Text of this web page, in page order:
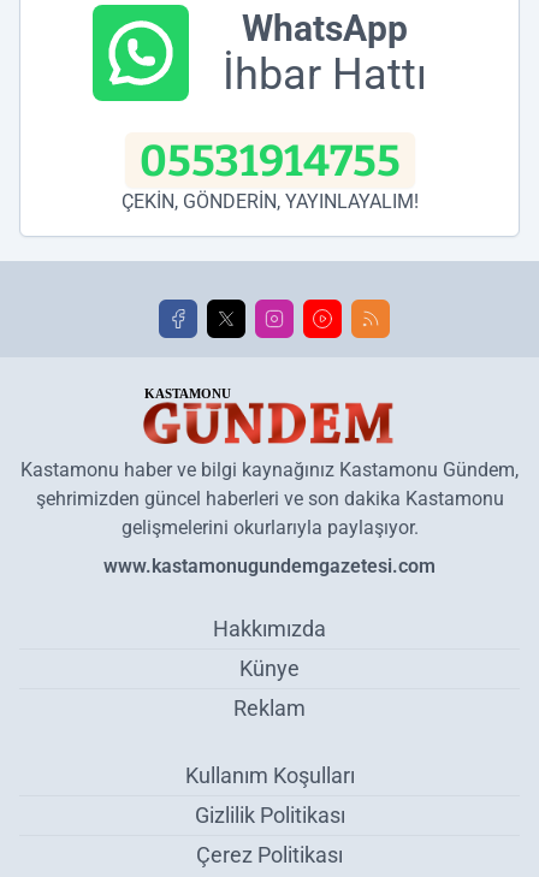
WhatsApp
İhbar Hattı
05531914755
ÇEKİN, GÖNDERİN, YAYINLAYALIM!
Kastamonu haber ve bilgi kaynağınız Kastamonu Gündem,
şehrimizden güncel haberleri ve son dakika Kastamonu
gelişmelerini okurlarıyla paylaşıyor.
www.kastamonugundemgazetesi.com
Hakkımızda
Künye
Reklam
Kullanım Koşulları
Gizlilik Politikası
Çerez Politikası